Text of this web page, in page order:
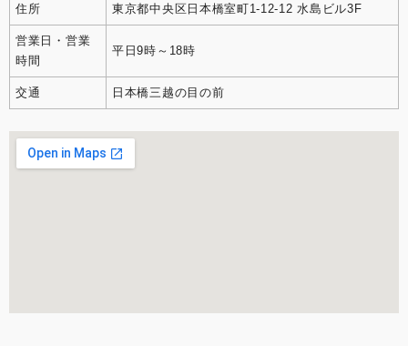
住所 東京都中央区日本橋室町1-12-12 水島ビル3F
営業日・営業
時間
平日9時～18時
交通 日本橋三越の目の前